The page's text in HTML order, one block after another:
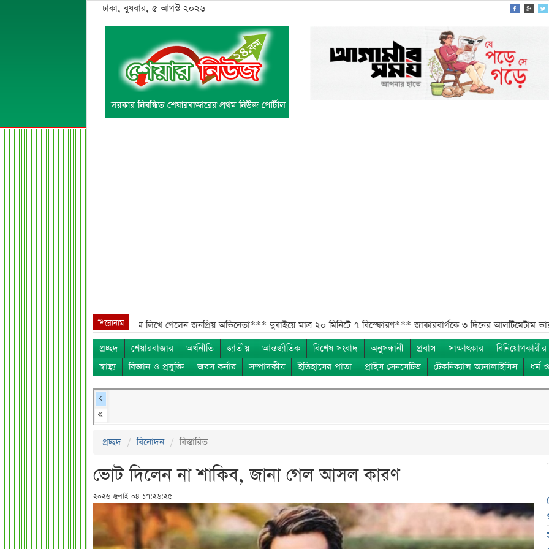
ঢাকা, বুধবার, ৫ আগস্ট ২০২৬
শিরোনাম
গৃহপরিচারিকার নামে লিখে গেলেন জনপ্রিয় অভিনেতা*** দুবাইয়ে মাত্র ২০ মিনিটে ৭ বিস্ফোরণ*** জাকারবার্গকে ৩ দিনের আলটিমেটাম ভারতের***
প্রচ্ছদ
শেয়ারবাজার অর্থনীতি জাতীয় আন্তর্জাতিক বিশেষ সংবাদ অনুসন্ধানী প্রবাস সাক্ষাৎকার
স্বাস্থ্য
বিজ্ঞান ও প্রযুক্তি জবস কর্নার সম্পাদকীয় ইতিহাসের পাতা প্রাইস সেনসেটিভ টেকনিক্যাল অ্যনালাইসিস ধর্ম
প্রচ্ছদ বিনোদন বিস্তারিত
ভোট দিলেন না শাকিব, জানা গেল আসল কারণ
২০২৬ জুলাই ০৪ ১৭:২৬:২৫